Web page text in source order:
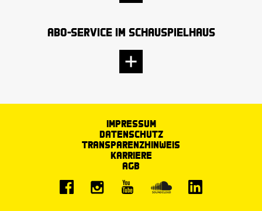
Abo-Service im Schauspielhaus
Impressum
Datenschutz
Transparenzhinweis
Karriere
AGB